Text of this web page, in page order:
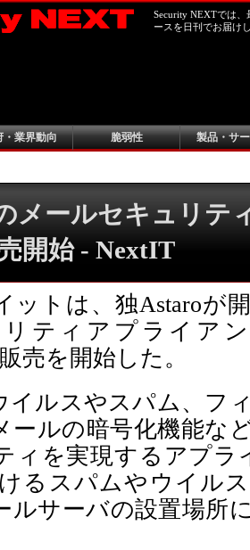
Security NEXTでは
ースを日刊でお届け
・業界動向 脆弱性 製品・サ
メールセキュリテ
開始 - NextIT
ットは、独Astaroが
ティアプライアン
売を開始した。
イルスやスパム、フ
ールの暗号化機能な
ィを実現するアプラ
るスパムやウイル
ルサーバの設置場所